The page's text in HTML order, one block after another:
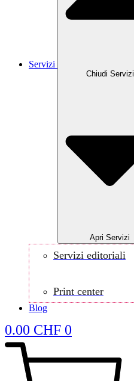
Servizi
Chiudi Servizi
Apri Servizi
Servizi editoriali
Print center
Blog
0.00 CHF 0